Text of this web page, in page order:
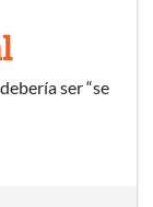
ser “se